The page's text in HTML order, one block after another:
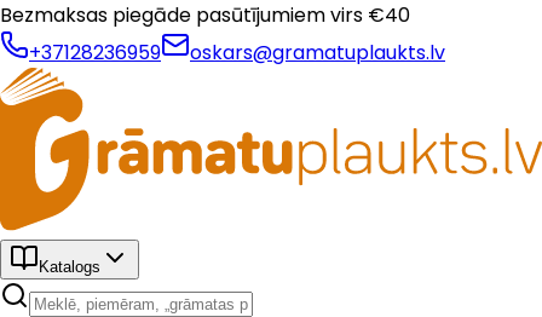
Bezmaksas piegāde pasūtījumiem virs €40
+37128236959
oskars@gramatuplaukts.lv
Katalogs